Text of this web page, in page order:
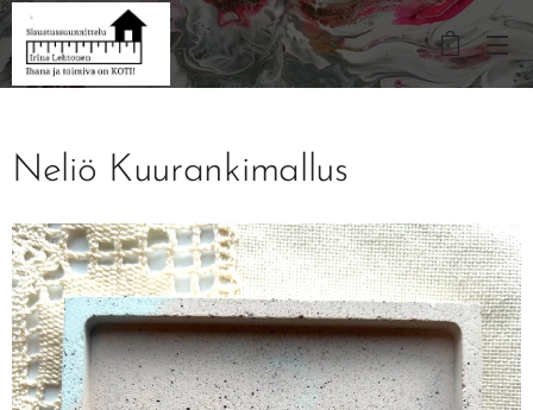
Neliö Kuurankimallus